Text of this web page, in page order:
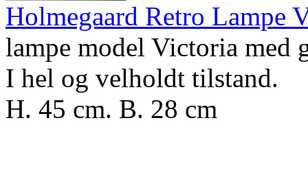
Holmegaard Retro Lampe
lampe model Victoria med
I hel og velholdt tilstand.
H. 45 cm. B. 28 cm